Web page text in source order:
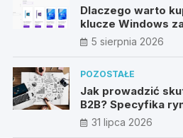
Dlaczego warto
klucze Windows
nieautoryzowanych
5 sierpnia 2026
POZOSTAŁE
Jak prowadzić
B2B? Specyfika
metody
31 lipca 2026